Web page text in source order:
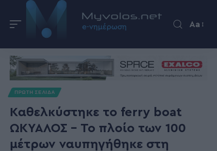
Aa
ΠΡΩΤΗ ΣΕΛΙΔΑ
Καθελκύστηκε το ferry boat
ΩΚΥΑΛΟΣ – Το πλοίο των 100
μέτρων ναυπηγήθηκε στη